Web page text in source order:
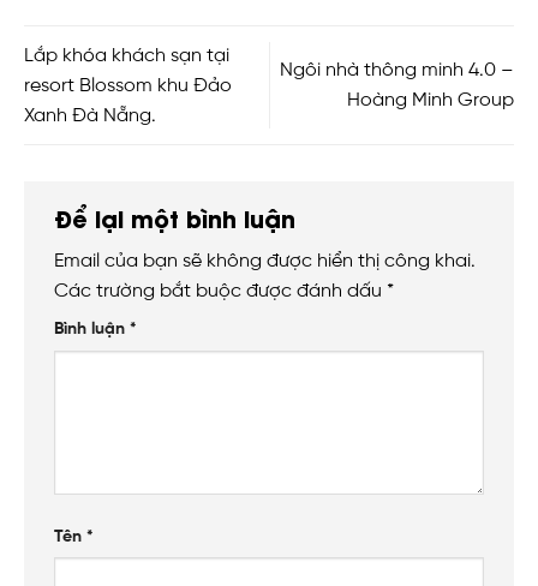
Lắp khóa khách sạn tại
resort Blossom khu Đảo
Xanh Đà Nẵng.
Ngôi nhà thông minh 4.0 –
Hoàng Minh Group
Để lại một bình luận
Email của bạn sẽ không được hiển thị công khai.
Các trường bắt buộc được đánh dấu *
Bình luận *
Tên *